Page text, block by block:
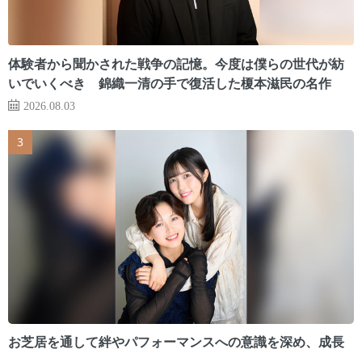
体験者から聞かされた戦争の記憶。今度は僕らの世代が紡
いでいくべき 錦織一清の手で復活した榎本滋民の名作
2026.08.03
お芝居を通して絆やパフォーマンスへの意識を深め、成長